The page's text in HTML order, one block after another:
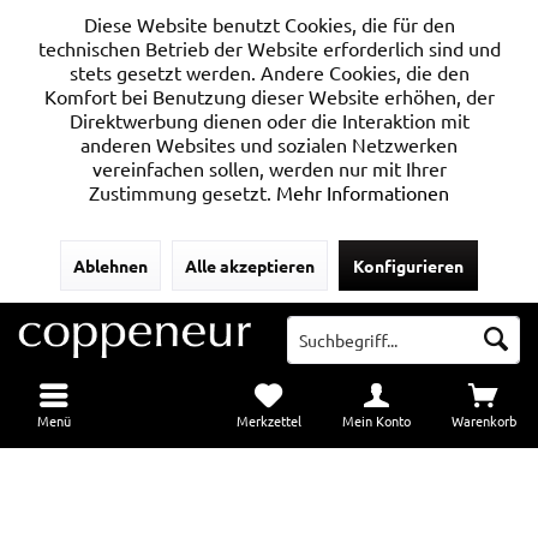
Diese Website benutzt Cookies, die für den
technischen Betrieb der Website erforderlich sind und
stets gesetzt werden. Andere Cookies, die den
Komfort bei Benutzung dieser Website erhöhen, der
Direktwerbung dienen oder die Interaktion mit
anderen Websites und sozialen Netzwerken
vereinfachen sollen, werden nur mit Ihrer
Zustimmung gesetzt. Mehr Informationen
Ablehnen Alle akzeptieren Konfigurieren
Menü Warenkorb
Merkzettel Mein Konto